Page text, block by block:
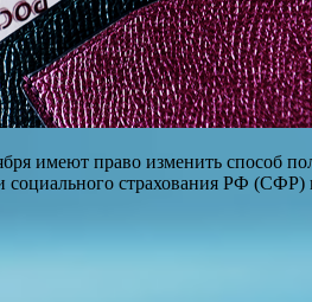
имеют право изменить способ
страхования РФ (СФР)